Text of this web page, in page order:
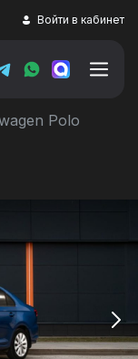
Войти в кабинет
Polo